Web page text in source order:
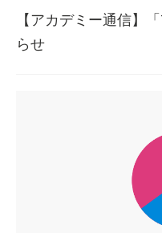
【アカデミー通信】
らせ